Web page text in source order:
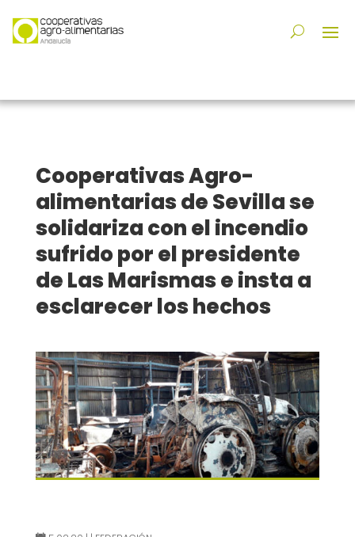
Cooperativas Agro-
alimentarias de Sevilla se
solidariza con el incendio
sufrido por el presidente
de Las Marismas e insta a
esclarecer los hechos